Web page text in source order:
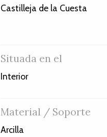
Castilleja de la Cuesta
Situada en el
Interior
Material / Soporte
Arcilla